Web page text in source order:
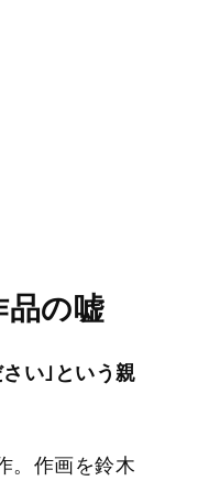
品の嘘
い｣という親
。作画を鈴木